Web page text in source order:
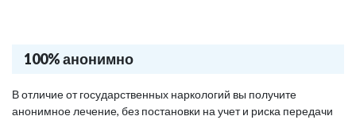
100% анонимно
В отличие от государственных наркологий вы получите
анонимное лечение, без постановки на учет и риска передачи